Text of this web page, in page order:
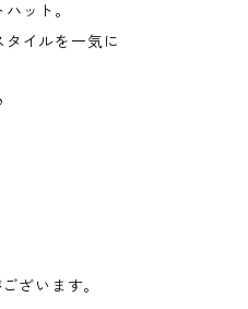
ット。
イルを一気に
ざいます。